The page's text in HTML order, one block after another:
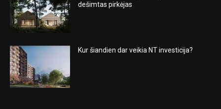
dešimtas pirkėjas
Kur šiandien dar veikia NT investicija?